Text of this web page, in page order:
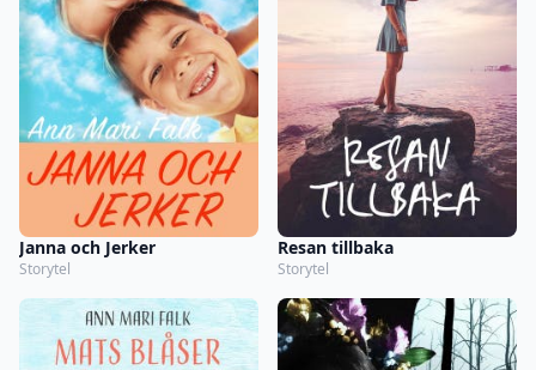
Janna och Jerker
Storytel
Resan tillbaka
Storytel